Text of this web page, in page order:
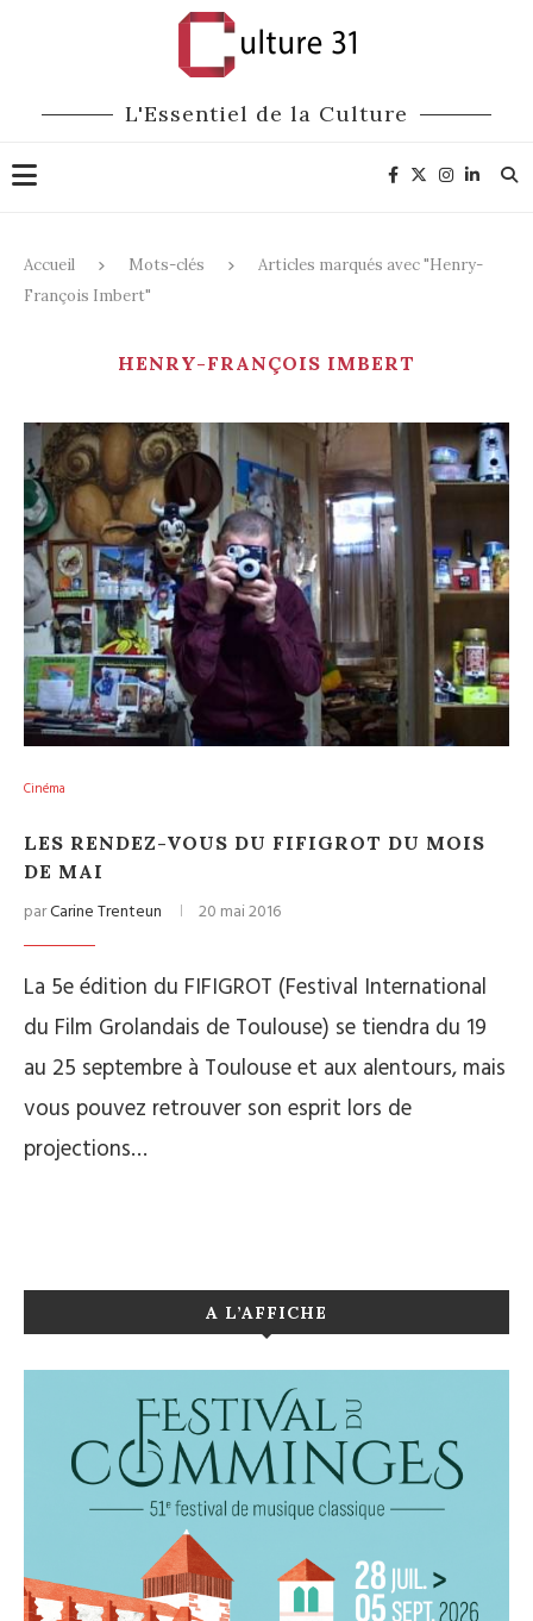
L'Essentiel de la Culture
Accueil Mots-clés
Articles marqués avec "Henry-
François Imbert"
HENRY-FRANÇOIS IMBERT
Cinéma
LES RENDEZ-VOUS DU FIFIGROT DU MOIS
DE MAI
parCarine Trenteun 20 mai 2016
La 5e édition du FIFIGROT (Festival International
du Film Grolandais de Toulouse) se tiendra du 19
au 25 septembre à Toulouse et aux alentours, mais
vous pouvez retrouver son esprit lors de
projections…
A L’AFFICHE